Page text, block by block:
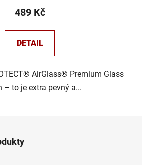
489 Kč
DETAIL
AirGlass® Premium Glass
– to je extra pevný a...